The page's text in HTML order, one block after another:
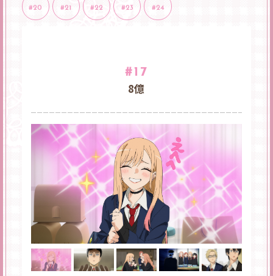
#20 #21 #22 #23 #24
#17
8億